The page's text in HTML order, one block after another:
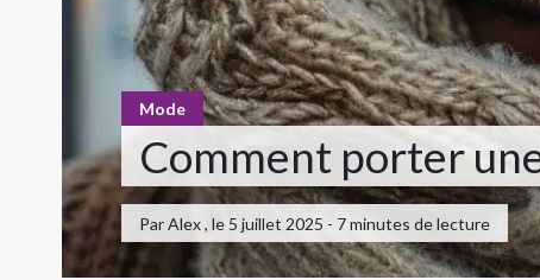
Mode
Comment porter
Par Alex , le 5 juillet 2025 - 7 minutes de lecture